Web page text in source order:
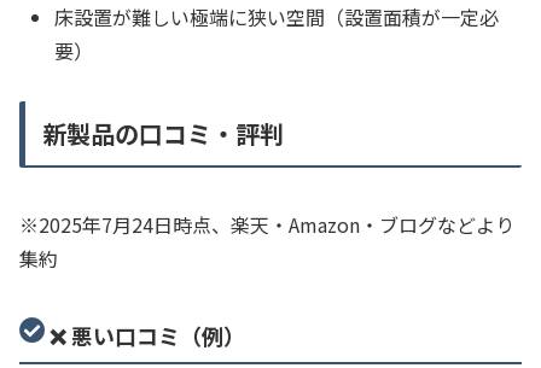
床設置が難しい極端に狭い空間（設置面積が一定必
要）
新製品の口コミ・評判
※2025年7月24日時点、楽天・Amazon・ブログなどより
集約
❌ 悪い口コミ（例）